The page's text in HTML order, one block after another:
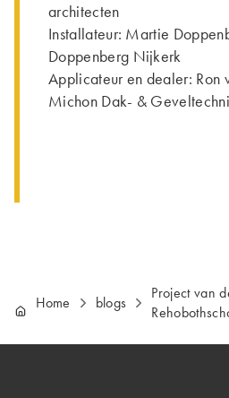
architecten
Installateur: Martie
Doppenberg Nijkerk
Applicateur en dealer: Ron
Michon Dak- &
Home blogs
Project van